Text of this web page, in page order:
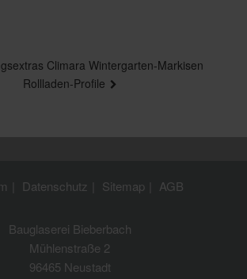
Climara Wintergarten-Markisen
Rollladen-Profile
Datenschutz Sitemap AGB
Bauglaserei Bieberbach
Mühlenstraße 2
96465 Neustadt